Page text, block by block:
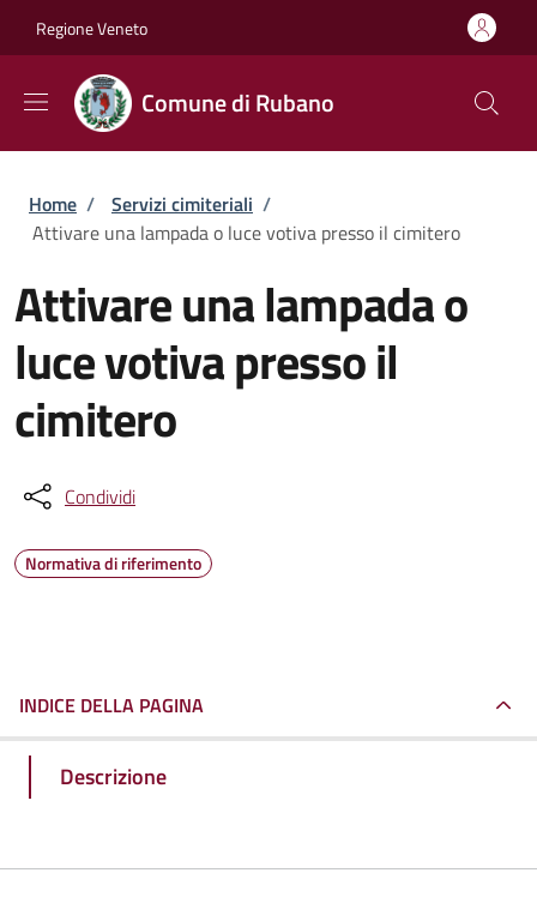
Regione Veneto
Comune di Rubano
Briciole di pane
Home / Servizi cimiteriali /
Attivare una lampada o luce votiva presso il cimitero
Attivare una lampada o
luce votiva presso il
cimitero
Condividi
Normativa di riferimento
INDICE DELLA PAGINA
Descrizione